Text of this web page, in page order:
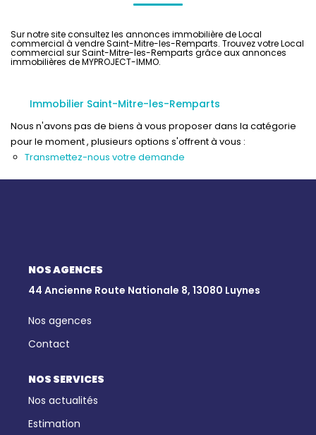
NOS AGENCES
Qui Sommes-Nous
Nous Rejoindre
Nos Actualités
CONTACT
Sur notre site consultez les annonces immobilière de Local
commercial à vendre Saint-Mitre-les-Remparts. Trouvez votre Local
commercial sur Saint-Mitre-les-Remparts grâce aux annonces
immobilières de MYPROJECT-IMMO.
Immobilier Saint-Mitre-les-Remparts
Nous n'avons pas de biens à vous proposer dans la catégorie
pour le moment , plusieurs options s'offrent à vous :
Transmettez-nous votre demande
NOS AGENCES
44 Ancienne Route Nationale 8, 13080 Luynes
Nos agences
Contact
NOS SERVICES
Nos actualités
Estimation